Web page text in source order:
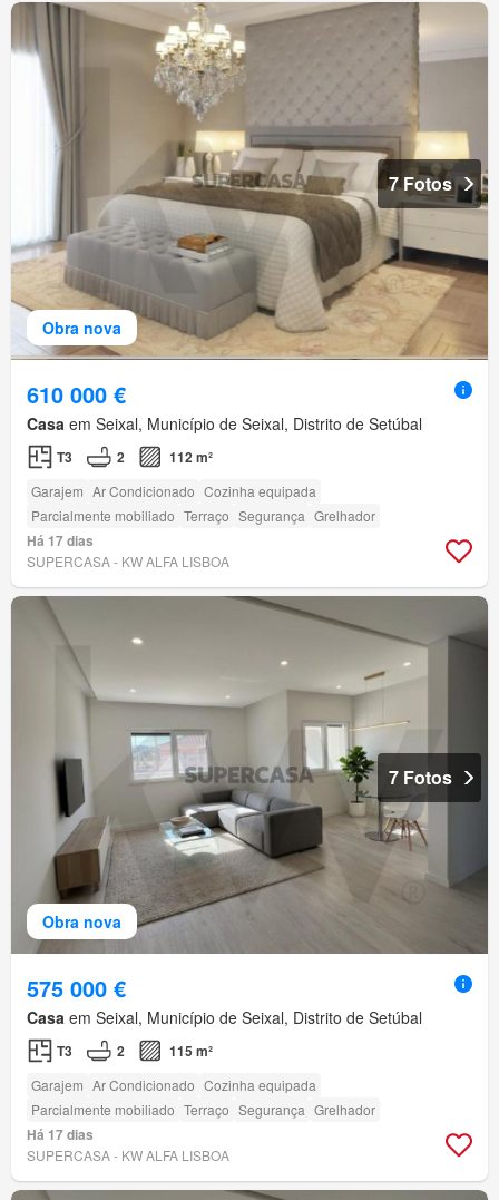
Obra nova
7 Fotos
610 000 €
Casa em Seixal, Município de Seixal, Distrito de Setúbal
T3 2 112 m²
Garajem Ar Condicionado Cozinha equipada
Parcialmente mobiliado Terraço Segurança Grelhador
Há 17 dias
SUPERCASA - KW ALFA LISBOA
Obra nova
7 Fotos
575 000 €
Casa em Seixal, Município de Seixal, Distrito de Setúbal
T3 2 115 m²
Garajem Ar Condicionado Cozinha equipada
Parcialmente mobiliado Terraço Segurança Grelhador
Há 17 dias
SUPERCASA - KW ALFA LISBOA